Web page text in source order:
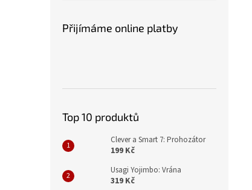
Přijímáme online platby
Top 10 produktů
Clever a Smart 7: Prohozátor
199 Kč
Usagi Yojimbo: Vrána
319 Kč